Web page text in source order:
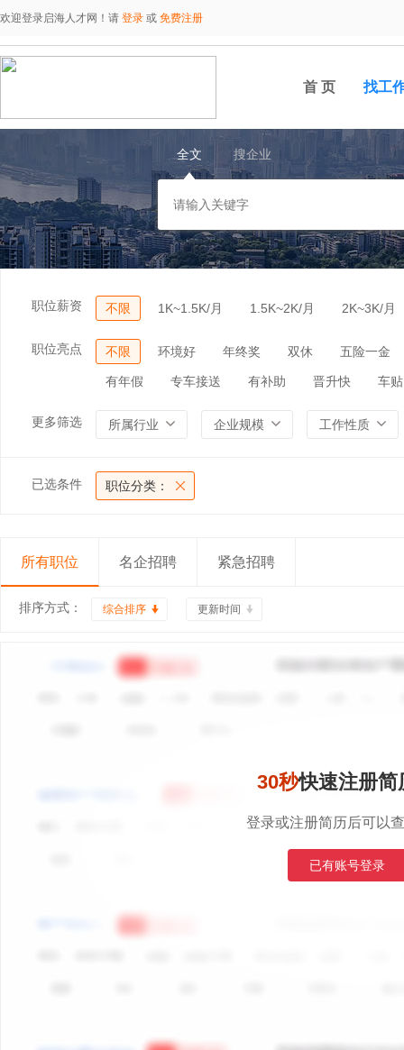
欢迎登录启海人才网！请 登录 或 免费注册
首 页 找工
全文 搜企业
职位薪资 不限 1K~1.5K/月 1.5K~2K/月 2K~3K/月
职位亮点 不限 环境好 年终奖 双休 五险一金
有年假 专车接送 有补助 晋升快 车贴
更多筛选 所属行业 企业规模 工作性质
已选条件 职位分类：
所有职位 名企招聘 紧急招聘
排序方式： 综合排序 更新时间
30秒快速注册简
登录或注册简历后可以
已有账号登录